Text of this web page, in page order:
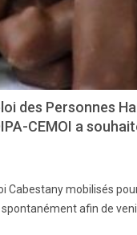
des Personnes
CEMOI a
Cabestany mobilisés
afin de